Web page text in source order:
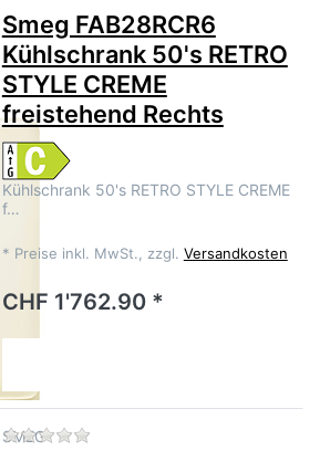
Smeg FAB28RCR6
Kühlschrank 50's RETRO
STYLE CREME
freistehend Rechts
Kühlschrank 50's RETRO STYLE CREME
f…
* Preise inkl. MwSt., zzgl. Versandkosten
CHF 1'762.90 *
SMEG Zu diesem Produkt liegen